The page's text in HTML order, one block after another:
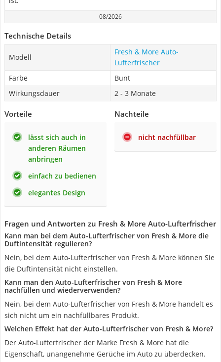
08/2026
Technische Details
Modell
Fresh & More Auto-
Lufterfrischer
Farbe
Bunt
Wirkungsdauer
2 - 3 Monate
Vorteile
lässt sich auch in
anderen Räumen
anbringen
einfach zu bedienen
elegantes Design
Nachteile
nicht nachfüllbar
Fragen und Antworten zu Fresh & More Auto-Lufterfrischer
Kann man bei dem Auto-Lufterfrischer von Fresh & More die
Duftintensität regulieren?
Nein, bei dem Auto-Lufterfrischer von Fresh & More können Sie
die Duftintensität nicht einstellen.
Kann man den Auto-Lufterfrischer von Fresh & More
nachfüllen und wiederverwenden?
Nein, bei dem Auto-Lufterfrischer von Fresh & More handelt es
sich nicht um ein nachfüllbares Produkt.
Welchen Effekt hat der Auto-Lufterfrischer von Fresh & More?
Der Auto-Lufterfrischer der Marke Fresh & More hat die
Eigenschaft, unangenehme Gerüche im Auto zu überdecken.